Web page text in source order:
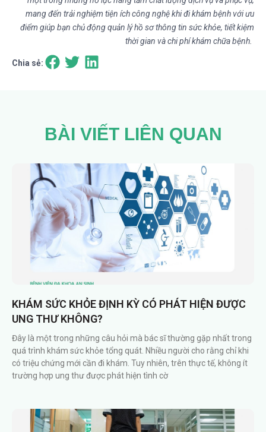
mang đến trải nghiệm tiện ích công nghệ khi đi khám bệnh với ưu
điểm giúp bạn chủ động quản lý hồ sơ thông tin sức khỏe, tiết kiệm
thời gian và chi phí khám chữa bệnh.
Chia sẻ:
BÀI VIẾT LIÊN QUAN
KHÁM SỨC KHỎE ĐỊNH KỲ CÓ PHÁT HIỆN ĐƯỢC
UNG THƯ KHÔNG?
Đây là một trong những câu hỏi mà bác sĩ thường gặp nhất trong
quá trình khám sức khỏe tổng quát. Nhiều người cho rằng chỉ khi
có triệu chứng mới cần đi khám. Tuy nhiên, trên thực tế, không ít
trường hợp ung thư được phát hiện tình cờ